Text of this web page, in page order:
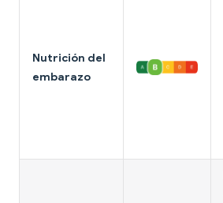
Nutrición del
embarazo